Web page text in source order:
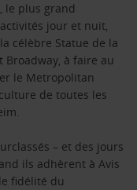
le plus grand
jour et nuit,
célèbre Statue de la
à faire au
le Metropolitan
de toutes les
– et des jours
ils adhèrent à Avis
fidélité du